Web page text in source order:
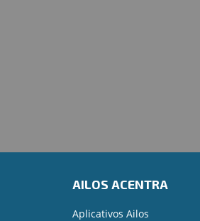
AILOS ACENTRA
Aplicativos Ailos